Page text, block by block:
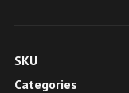
SKU
Categories